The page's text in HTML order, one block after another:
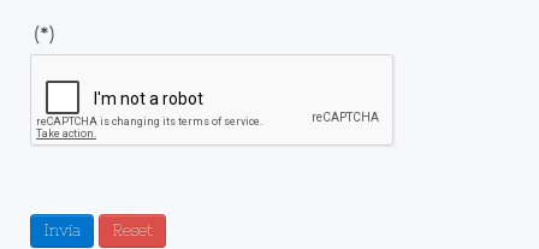
(*)
Invia Reset